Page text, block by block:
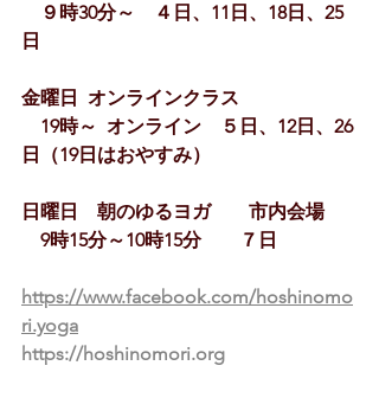
９時30分～　４日、11日、18日、25
日
金曜日  オンラインクラス
19時～  オンライン　５日、12日、26
日（19日はおやすみ）
日曜日　朝のゆるヨガ　　市内会場
9時15分～10時15分　　７日
https://www.facebook.com/hoshinomo
ri.yoga
https://hoshinomori.org